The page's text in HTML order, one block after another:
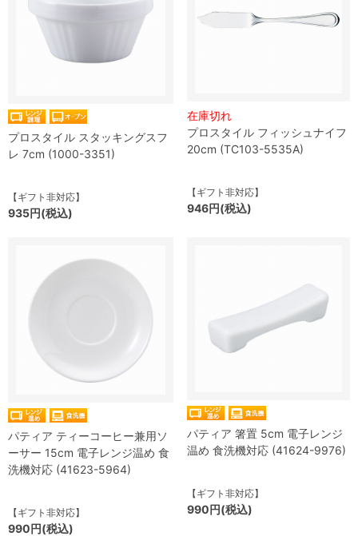
プロスタイル スタッキングスフ
レ 7cm (1000-3351)
【ギフト非対応】
935円(税込)
在庫切れ
プロスタイル フィッシュナイフ
20cm (TC103-5535A)
【ギフト非対応】
946円(税込)
パティア ティーコーヒー兼用ソ
ーサー 15cm 電子レンジ温め 食
洗機対応 (41623-5964)
【ギフト非対応】
990円(税込)
パティア 箸置 5cm 電子レンジ
温め 食洗機対応 (41624-9976)
【ギフト非対応】
990円(税込)